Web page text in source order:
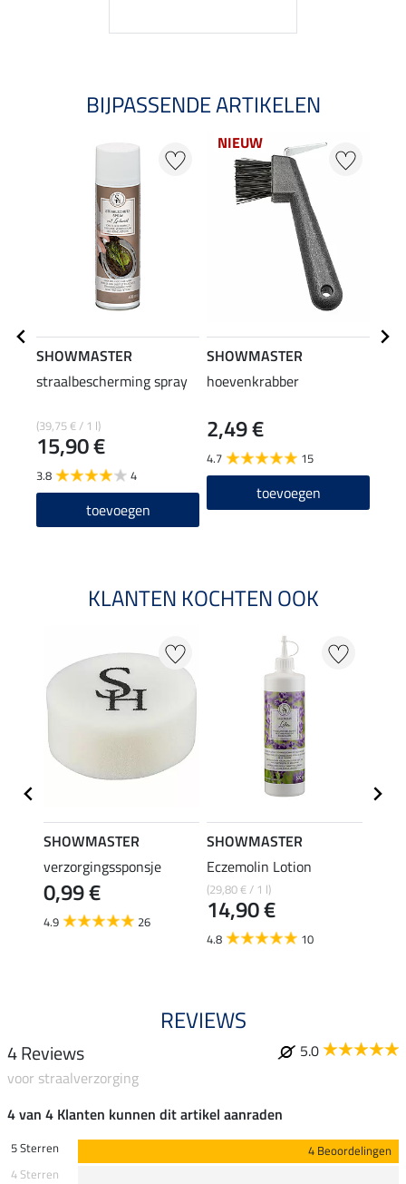
BIJPASSENDE ARTIKELEN
SHOWMASTER
straalbescherming spray
(39,75 € / 1 l)
15,90 €
3.8 4
toevoegen
NIEUW
SHOWMASTER
hoevenkrabber
2,49 €
4.7 15
toevoegen
KLANTEN KOCHTEN OOK
SHOWMASTER
verzorgingssponsje
0,99 €
4.9 26
SHOWMASTER
Eczemolin Lotion
(29,80 € / 1 l)
14,90 €
4.8 10
REVIEWS
4 Reviews
5.0
voor straalverzorging
4 van 4 Klanten kunnen dit artikel aanraden
5 Sterren
4 Beoordelingen
4 Sterren